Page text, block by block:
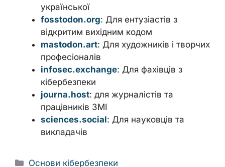
української
fosstodon.org: Для ентузіастів з
відкритим вихідним кодом
mastodon.art: Для художників і творчих
професіоналів
infosec.exchange: Для фахівців з
кібербезпеки
journa.host: для журналістів та
працівників ЗМІ
sciences.social: Для науковців та
викладачів
Categories
Основи кібербезпеки